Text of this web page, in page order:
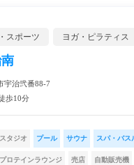
スポーツ ヨガ・ピラティス
宇治弐番88-7
歩10分
タジオ プール サウナ スパ・バス
プロテインラウンジ 売店 自動販売機